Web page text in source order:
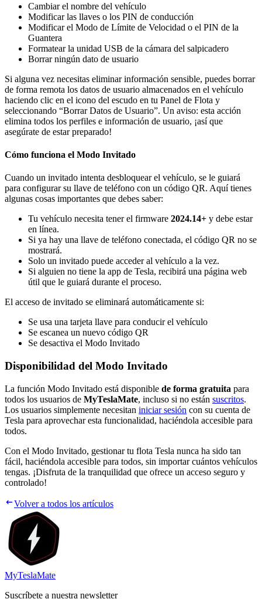
Cambiar el nombre del vehículo
Modificar las llaves o los PIN de conducción
Modificar el Modo de Límite de Velocidad o el PIN de la
Guantera
Formatear la unidad USB de la cámara del salpicadero
Borrar ningún dato de usuario
Si alguna vez necesitas eliminar información sensible, puedes borrar
de forma remota los datos de usuario almacenados en el vehículo
haciendo clic en el icono del escudo en tu Panel de Flota y
seleccionando “Borrar Datos de Usuario”. Un aviso: esta acción
elimina todos los perfiles e información de usuario, ¡así que
asegúrate de estar preparado!
Cómo funciona el Modo Invitado
Cuando un invitado intenta desbloquear el vehículo, se le guiará
para configurar su llave de teléfono con un código QR. Aquí tienes
algunas cosas importantes que debes saber:
Tu vehículo necesita tener el firmware 2024.14+ y debe estar
en línea.
Si ya hay una llave de teléfono conectada, el código QR no se
mostrará.
Solo un invitado puede acceder al vehículo a la vez.
Si alguien no tiene la app de Tesla, recibirá una página web
útil que le guiará durante el proceso.
El acceso de invitado se eliminará automáticamente si:
Se usa una tarjeta llave para conducir el vehículo
Se escanea un nuevo código QR
Se desactiva el Modo Invitado
Disponibilidad del Modo Invitado
La función Modo Invitado está disponible de forma gratuita para
todos los usuarios de MyTeslaMate, incluso si no están suscritos.
Los usuarios simplemente necesitan iniciar sesión con su cuenta de
Tesla para aprovechar esta funcionalidad, haciéndola accesible para
todos.
Con el Modo Invitado, gestionar tu flota Tesla nunca ha sido tan
fácil, haciéndola accesible para todos, sin importar cuántos vehículos
tengas. ¡Disfruta de la tranquilidad que ofrece un acceso seguro y
controlado!
Volver a todos los artículos
MyTeslaMate
Suscríbete a nuestra newsletter